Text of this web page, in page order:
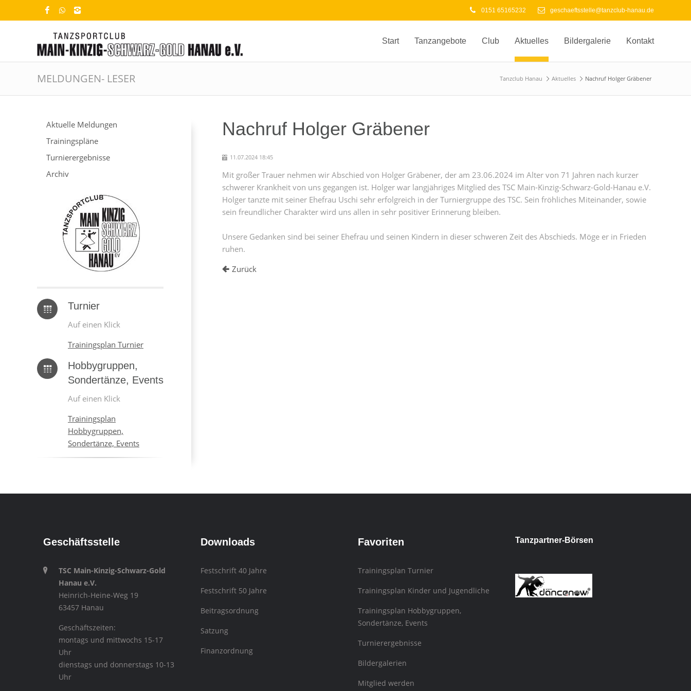
0151 65165232 geschaeftsstelle@tanzclub-hanau.de
Start Tanzangebote Club Aktuelles Bildergalerie Kontakt
Tanzclub Hanau Aktuelles Nachruf Holger Gräbener
MELDUNGEN- LESER
Aktuelle Meldungen
Trainingspläne
Turnierergebnisse
Archiv
Turnier
Auf einen Klick
Trainingsplan Turnier
Hobbygruppen,
Sondertänze, Events
Auf einen Klick
Trainingsplan
Hobbygruppen,
Sondertänze, Events
Nachruf Holger Gräbener
11.07.2024 18:45
Mit großer Trauer nehmen wir Abschied von Holger Gräbener, der am 23.06.2024 im Alter von 71 Jahren nach kurzer
schwerer Krankheit von uns gegangen ist. Holger war langjähriges Mitglied des TSC Main-Kinzig-Schwarz-Gold-Hanau e.V.
Holger tanzte mit seiner Ehefrau Uschi sehr erfolgreich in der Turniergruppe des TSC. Sein fröhliches Miteinander, sowie
sein freundlicher Charakter wird uns allen in sehr positiver Erinnerung bleiben.
Unsere Gedanken sind bei seiner Ehefrau und seinen Kindern in dieser schweren Zeit des Abschieds. Möge er in Frieden
ruhen.
Zurück
Geschäftsstelle
TSC Main-Kinzig-Schwarz-Gold
Hanau e.V.
Heinrich-Heine-Weg 19
63457 Hanau
Geschäftszeiten:
montags und mittwochs 15-17
Uhr
dienstags und donnerstags 10-13
Uhr
Downloads
Festschrift 40 Jahre
Festschrift 50 Jahre
Beitragsordnung
Satzung
Finanzordnung
Favoriten
Trainingsplan Turnier
Trainingsplan Kinder und Jugendliche
Trainingsplan Hobbygruppen,
Sondertänze, Events
Turnierergebnisse
Bildergalerien
Mitglied werden
Tanzpartner-Börsen